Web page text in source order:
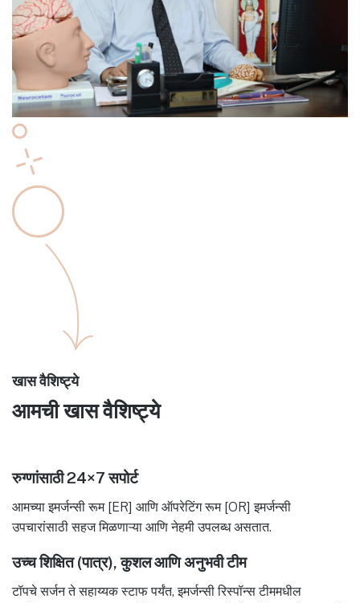
खास वैशिष्ट्ये
आमची खास वैशिष्ट्ये
रुग्णांसाठी 24×7 सपोर्ट
आमच्या इमर्जन्सी रूम [ER] आणि ऑपरेटिंग रूम [OR] इमर्जन्सी
उपचारांसाठी सहज मिळणाऱ्या आणि नेहमी उपलब्ध असतात.
उच्च शिक्षित (पात्र), कुशल आणि अनुभवी टीम
टॉपचे सर्जन ते सहाय्यक स्टाफ पर्यंत, इमर्जन्सी रिस्पॉन्स टीममधील